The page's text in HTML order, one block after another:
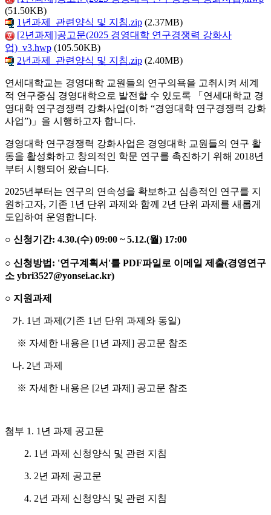
(51.50KB)
1년과제_관련양식 및 지침.zip (2.37MB)
[2년과제]공고문(2025 경영대학 연구경쟁력 강화사
업)_v3.hwp (105.50KB)
2년과제_관련양식 및 지침.zip (2.40MB)
연세대학교는 경영대학 교원들의 연구의욕을 고취시켜 세계
적 연구중심 경영대학으로 발전할 수 있도록 「연세대학교 경
영대학 연구경쟁력 강화사업(이하 “경영대학 연구경쟁력 강화
사업”)」을 시행하고자 합니다.
경영대학 연구경쟁력 강화사업은 경영대학 교원들의 연구 활
동을 활성화하고 창의적인 학문 연구를 촉진하기 위해 2018년
부터 시행되어 왔습니다.
2025년부터는 연구의 연속성을 확보하고 심층적인 연구를 지
원하고자, 기존 1년 단위 과제와 함께 2년 단위 과제를 새롭게
도입하여 운영합니다.
○ 신청기간: 4.30.(수) 09:00 ~ 5.12.(월) 17:00
○ 신청방법 : '연구계획서'를 PDF파일로 이메일 제출(경영연구
소 ybri3527@yonsei.ac.kr)
○ 지원과제
가. 1년 과제(기존 1년 단위 과제와 동일)
※ 자세한 내용은 [1년 과제] 공고문 참조
나. 2년 과제
※ 자세한 내용은 [2년 과제] 공고문 참조
첨부 1. 1년 과제 공고문
2. 1년 과제 신청양식 및 관련 지침
3. 2년 과제 공고문
4. 2년 과제 신청양식 및 관련 지침